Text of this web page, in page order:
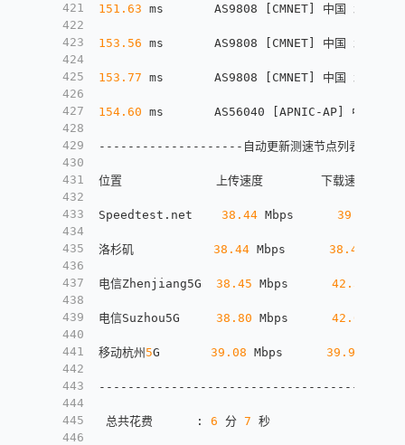
421
422
423
424
425
426
427
428
429
430
431
432
433
434
435
436
437
438
439
440
441
442
443
444
445
446
151.63 ms       AS9808 [ CMNET] 中国 北京
153.56 ms       AS9808 [ CMNET] 中国 北京
153.77 ms       AS9808 [ CMNET] 中国 北京
154.60 ms       AS56040 [APNIC-AP] 中国 广
--------------------自动更新测速节点列表--
位置             上传速度        下载速度
Speedtest.net 38.44 Mbps 39.50
洛杉矶 38.44 Mbps 38.41
电信Zhenjiang5G 38.45 Mbps 42.36
电信Suzhou5G 38.80 Mbps 42.08
移动杭州5G 39.08 Mbps 39.99
总共花费 : 6 分 7 秒